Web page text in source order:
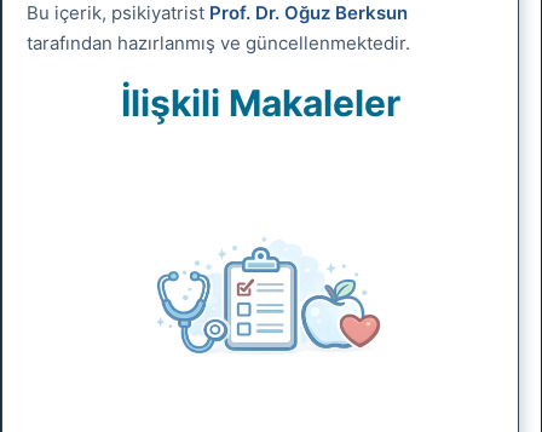
Bu içerik, psikiyatrist Prof. Dr. Oğuz Berksun
tarafından hazırlanmış ve güncellenmektedir.
İlişkili Makaleler